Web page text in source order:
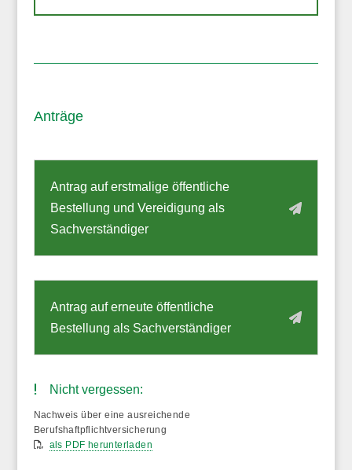
Anträge
Antrag auf erstmalige öffentliche
Bestellung und Vereidigung als
Sachverständiger
Antrag auf erneute öffentliche
Bestellung als Sachverständiger
Nicht vergessen:
Nachweis über eine ausreichende
Berufshaftpflichtversicherung
als PDF herunterladen